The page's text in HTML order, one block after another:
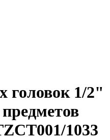
головок 1/2"
1033